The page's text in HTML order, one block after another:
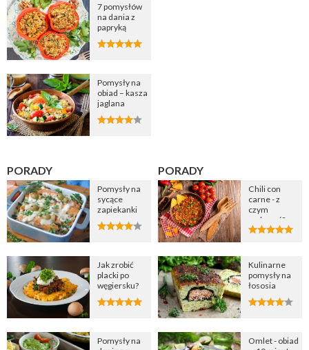
7 pomysłów
na dania z
papryką
Pomysły na
obiad – kasza
jaglana
PORADY
Pomysły na
sycące
zapiekanki
Jak zrobić
placki po
węgiersku?
Pomysły na
PORADY
Chili con
carne - z
czym
podawać?
Kulinarne
pomysły na
łososia
Omlet - obiad